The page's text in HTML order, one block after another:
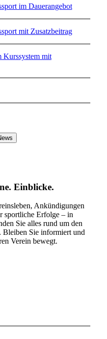
im Dauerangebot
mit Zusatzbeitrag
Kurssystem mit
Einblicke.
Ankündigungen
sportliche Erfolge – in
Sie alles rund um den
Bleiben Sie informiert und
Verein bewegt.